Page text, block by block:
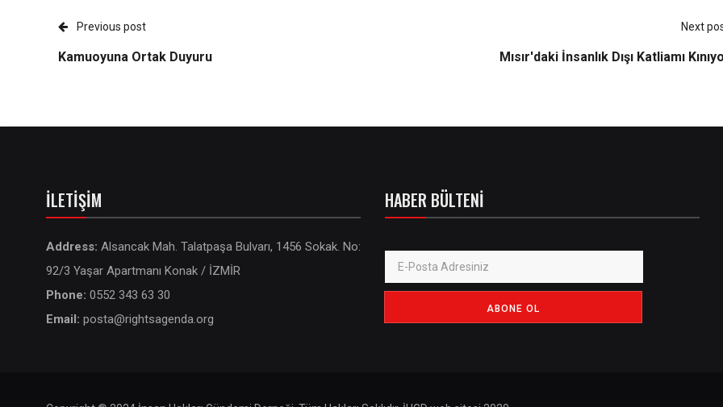
Previous post
Kamuoyuna Ortak Duyuru
Next
Mısır'daki İnsanlık Dışı Katliamı
İLETIŞIM
Address: Alsancak Mah. Talatpaşa Bulvarı, 1456 Sokak. No:
92/3 Yaşar Apartmanı Konak / İZMİR
Phone: 0552 343 63 30
Email: posta@rightsagenda.org
HABER BÜLTENI